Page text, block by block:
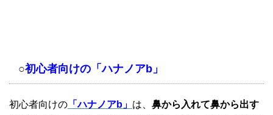
○初心者向けの「ハナノアb」
初心者向けの 「ハナノアb」 は、 鼻から入れて鼻から出す